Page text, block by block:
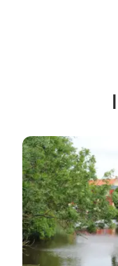
Kælderen i